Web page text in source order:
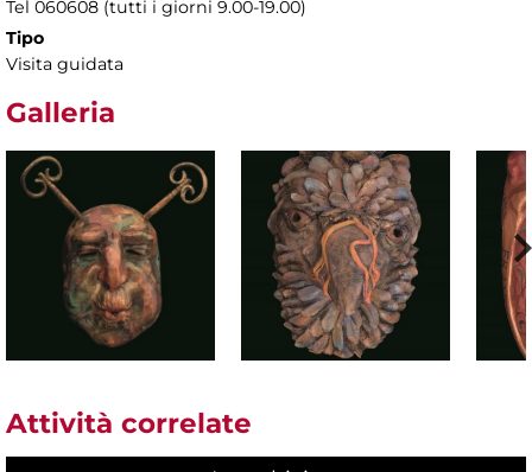
Tel 060608 (tutti i giorni 9.00-19.00)
Tipo
Visita guidata
Galleria
Attività correlate